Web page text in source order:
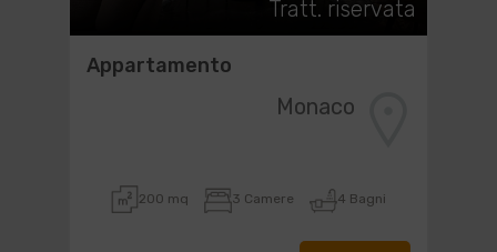
Tratt. riservata
Appartamento
Monaco
200 mq 3 Camere 4 Bagni